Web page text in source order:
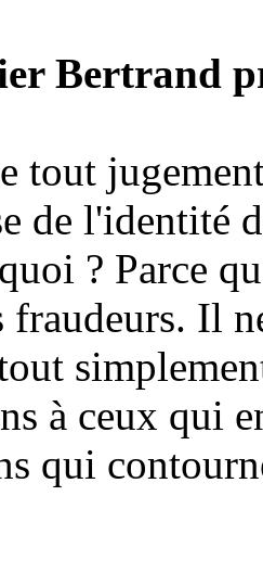
Bertrand
tout
de l'identité
? Parce
fraudeurs. Il
à ceux qui
qui